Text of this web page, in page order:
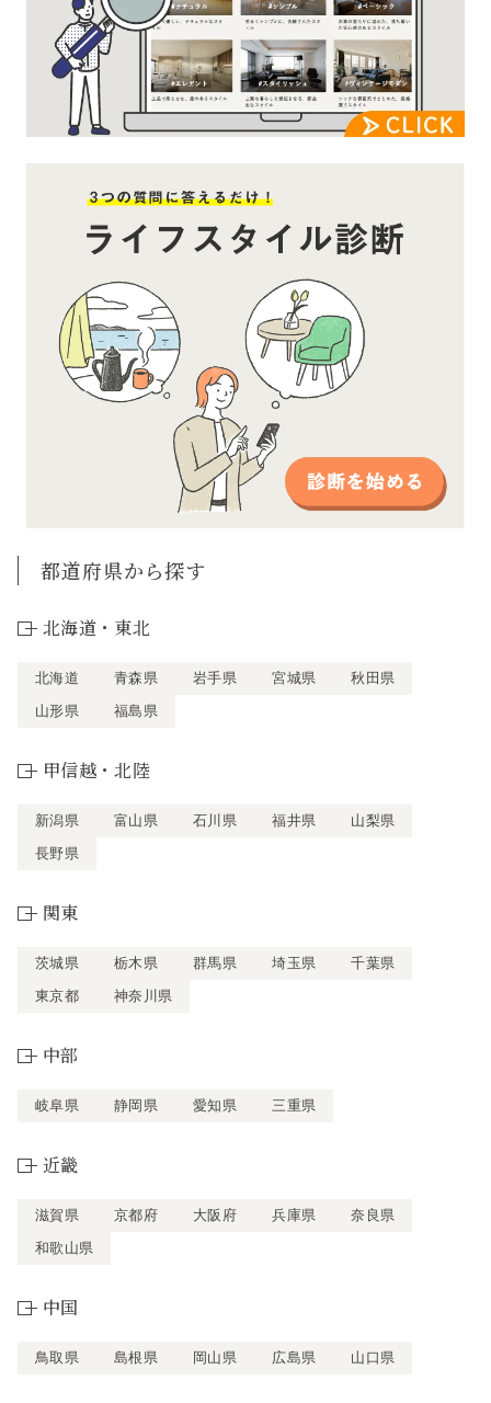
都道府県から探す
北海道・東北
北海道 青森県 岩手県 宮城県
秋田県
山形県
福島県
甲信越・北陸
新潟県 富山県 石川県 福井県
山梨県
長野県
関東
茨城県 栃木県 群馬県 埼玉県
千葉県
東京都
神奈川県
中部
岐阜県 静岡県 愛知県 三重県
近畿
滋賀県 京都府 大阪府 兵庫県
奈良県
和歌山県
中国
鳥取県 島根県 岡山県 広島県 山口県